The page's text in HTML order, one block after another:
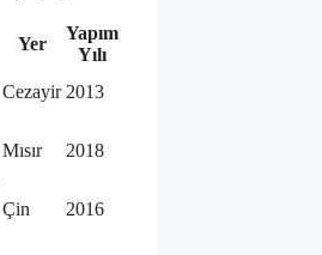
Yer
Yapım
Yılı
Cezayir 2013
Mısır 2018
Çin 2016